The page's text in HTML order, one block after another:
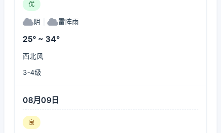
优
阴 雷阵雨
25° ~ 34°
西北风
3-4级
08月09日
良